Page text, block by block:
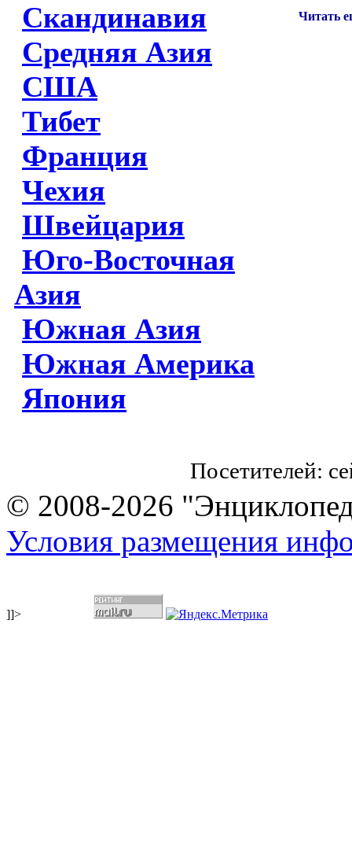
Скандинавия
Средняя Азия
США
Тибет
Франция
Чехия
Швейцария
Юго-Восточная
Азия
Южная Азия
Южная Америка
Япония
Читать
Посетителей:
© 2008-2026
Условия размещения
]]>